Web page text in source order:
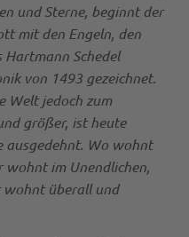
und Sterne, beginnt der
mit den Engeln, den
Hartmann Schedel
von 1493 gezeichnet.
Welt jedoch zum
größer, ist heute
ausgedehnt. Wo wohnt
wohnt im Unendlichen,
wohnt überall und